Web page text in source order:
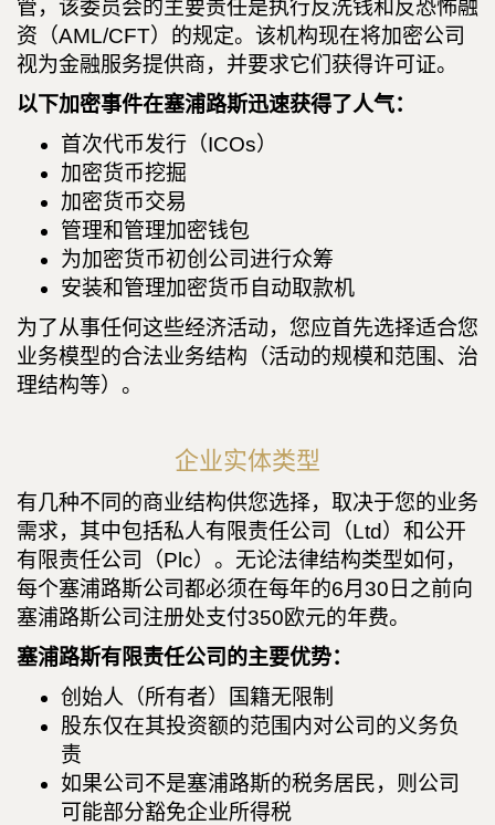
管，该委员会的主要责任是执行反洗钱和反恐怖融
资（AML/CFT）的规定。该机构现在将加密公司
视为金融服务提供商，并要求它们获得许可证。
以下加密事件在塞浦路斯迅速获得了人气：
首次代币发行（ICOs）
加密货币挖掘
加密货币交易
管理和管理加密钱包
为加密货币初创公司进行众筹
安装和管理加密货币自动取款机
为了从事任何这些经济活动，您应首先选择适合您
业务模型的合法业务结构（活动的规模和范围、治
理结构等）。
企业实体类型
有几种不同的商业结构供您选择，取决于您的业务
需求，其中包括私人有限责任公司（Ltd）和公开
有限责任公司（Plc）。无论法律结构类型如何，
每个塞浦路斯公司都必须在每年的6月30日之前向
塞浦路斯公司注册处支付350欧元的年费。
塞浦路斯有限责任公司的主要优势：
创始人（所有者）国籍无限制
股东仅在其投资额的范围内对公司的义务负
责
如果公司不是塞浦路斯的税务居民，则公司
可能部分豁免企业所得税